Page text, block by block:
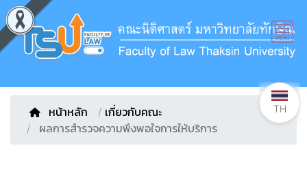
หน้าหลัก / เกี่ยวกับคณะ
ผลการสำรวจความพึงพอใจการให้บริการ
TH